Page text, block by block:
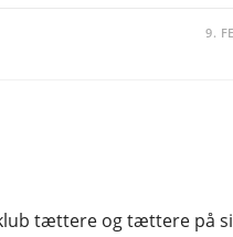
9.
tættere og tættere på